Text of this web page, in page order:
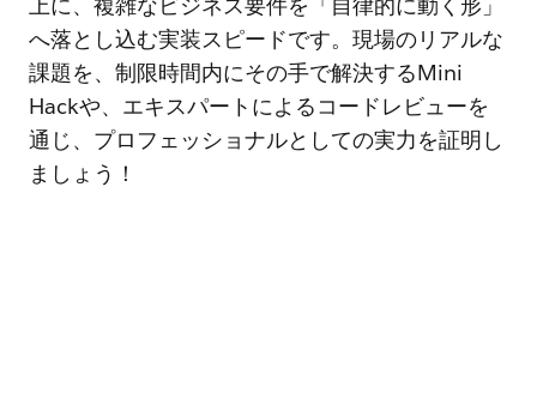
へ落とし込む実装スピードです。現場のリアルな
課題を、制限時間内にその手で解決するMini
Hackや、エキスパートによるコードレビューを
通じ、プロフェッショナルとしての実力を証明し
ましょう！